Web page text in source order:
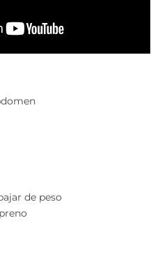
de peso